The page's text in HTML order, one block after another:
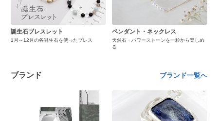
誕生石ブレスレット
1月～12月の各誕生石を使ったブレス
ペンダント・ネックレス
天然石・パワーストーンを一粒から楽しめ
る
ブランド ブランド一覧へ